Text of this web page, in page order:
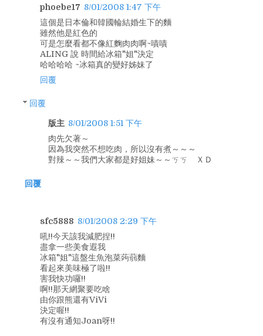
phoebe17 8/01/2008 1:47 下午
這個是日本倫和韓國輪結婚生下的麵
雖然他是紅色的
可是怎麼看都不像紅麴肉肉啊~嘖嘖
ALING 說 時間給冰箱"姐"決定
哈哈哈哈 ~冰箱真的變好姊妹了
回覆
回覆
版主 8/01/2008 1:51 下午
肉先欠著～
因為我突然不想吃肉，所以沒有煮～～～
對辣～～我們大家都是好姐妹～～ㄎㄎ ＸＤ
回覆
sfc5888 8/01/2008 2:29 下午
吼!!今天該我減肥捏!!
盡拿一些美食遐我
冰箱"姐"這盤生魚泡菜蒟蒻麵
看起來美味極了啦!!
害我快功囉!!
啊!!那天網聚要吃啥
由你跟熊還有ViVi
決定喔!!
有沒有通知Joan呀!!